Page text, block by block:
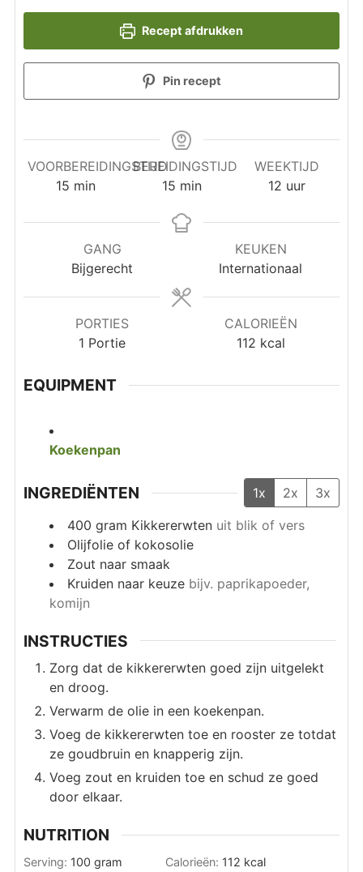
Recept afdrukken
Pin recept
VOORBEREIDINGSTIJD
15 minuten
min
BEREIDINGSTIJD
15minuten
min
WEEKTIJD
12 uur
uur
GANG
Bijgerecht
KEUKEN
Internationaal
PORTIES
1 Portie
CALORIEËN
112 kcal
EQUIPMENT
Koekenpan
INGREDIËNTEN 1x 2x
3x
400 gram Kikkererwten uit blik of vers
Olijfolie of kokosolie
Zout naar smaak
Kruiden naar keuze bijv. paprikapoeder,
komijn
INSTRUCTIES
Zorg dat de kikkererwten goed zijn uitgelekt
en droog.
Verwarm de olie in een koekenpan.
Voeg de kikkererwten toe en rooster ze totdat
ze goudbruin en knapperig zijn.
Voeg zout en kruiden toe en schud ze goed
door elkaar.
NUTRITION
Serving: 100 gram Calorieën: 112 kcal